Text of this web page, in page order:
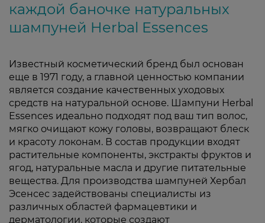
каждой баночке натуральных
шампуней Herbal Essences
Известный косметический бренд был основан
еще в 1971 году, а главной ценностью компании
является создание качественных уходовых
средств на натуральной основе. Шампуни Herbal
Essences идеально подходят под ваш тип волос,
мягко очищают кожу головы, возвращают блеск
и красоту локонам. В состав продукции входят
растительные компоненты, экстракты фруктов и
ягод, натуральные масла и другие питательные
вещества. Для производства шампуней Хербал
Эсенсес задействованы специалисты из
различных областей фармацевтики и
дерматологии, которые создают